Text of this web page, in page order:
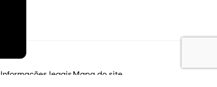
Informações legaisMapa do site